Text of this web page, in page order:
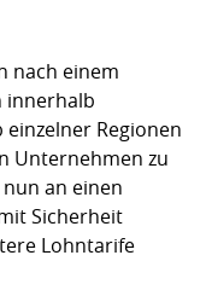
nach einem
innerhalb
Regionen
Unternehmen zu
an einen
Sicherheit
Lohntarife